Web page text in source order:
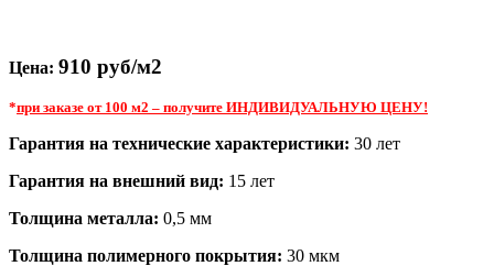
Цена: 910 руб/м2
*при заказе от 100 м2 – получите ИНДИВИДУАЛЬНУЮ ЦЕНУ!
Гарантия на технические характеристики: 30 лет
Гарантия на внешний вид: 15 лет
Толщина металла: 0,5 мм
Толщина полимерного покрытия: 30 мкм